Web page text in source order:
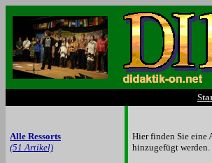
Alle Ressorts
(51 Artikel)
Hier finden Sie eine
hinzugefügt werden.